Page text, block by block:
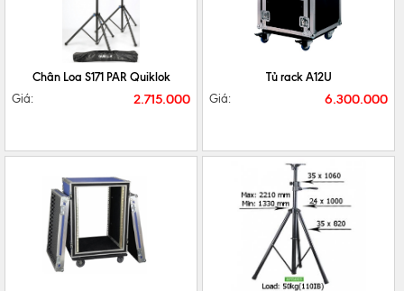
CHI TIẾT MUA NGAY
Chân Loa S171 PAR Quiklok
Giá: 2.715.000
Tủ rack A12U
Giá: 6.300.000
CHI TIẾT MUA NGAY